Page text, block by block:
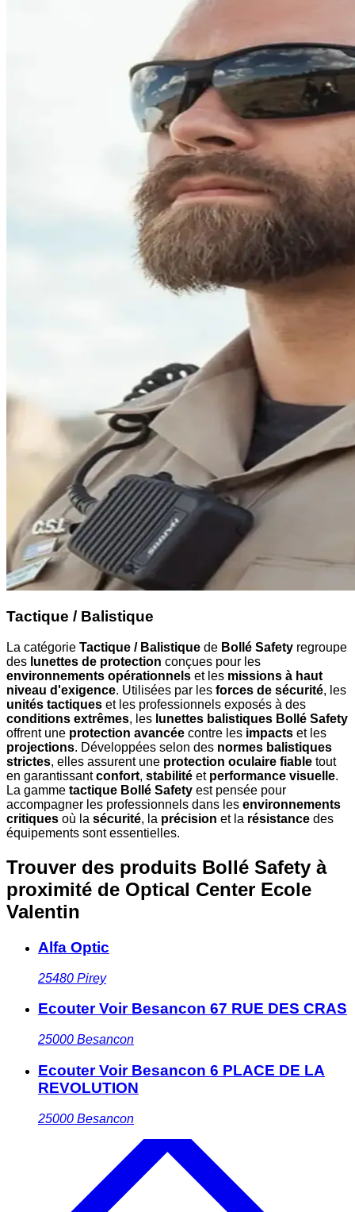
Tactique / Balistique
La catégorie Tactique / Balistique de Bollé Safety regroupe
des lunettes de protection conçues pour les
environnements opérationnels et les missions à haut
niveau d'exigence. Utilisées par les forces de sécurité, les
unités tactiques et les professionnels exposés à des
conditions extrêmes, les lunettes balistiques Bollé Safety
offrent une protection avancée contre les impacts et les
projections. Développées selon des normes balistiques
strictes, elles assurent une protection oculaire fiable tout
en garantissantconfort, stabilité et performance visuelle.
La gamme tactique Bollé Safety est pensée pour
accompagner les professionnels dans les environnements
critiques où la sécurité, la précision et la résistance des
équipements sont essentielles.
Trouver des produits Bollé Safety à
proximité de Optical Center Ecole
Valentin
Alfa Optic
25480 Pirey
Ecouter Voir Besancon 67 RUE DES CRAS
25000 Besancon
Ecouter Voir Besancon 6 PLACE DE LA
REVOLUTION
25000 Besancon